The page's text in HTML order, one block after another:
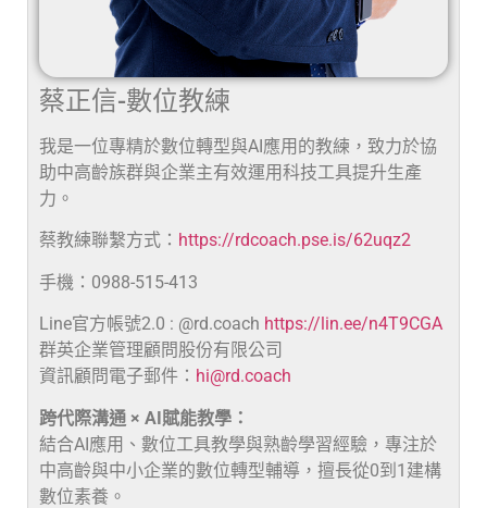
蔡正信-數位教練
我是一位專精於數位轉型與AI應用的教練，致力於協
助中高齡族群與企業主有效運用科技工具提升生產
力。
蔡教練聯繫方式： https://rdcoach.pse.is/62uqz2
手機：0988-515-413
Line官方帳號2.0 : @rd.coach https://lin.ee/n4T9CGA
群英企業管理顧問股份有限公司
資訊顧問電子郵件： hi@rd.coach
跨代際溝通 × AI賦能教學：
結合AI應用、數位工具教學與熟齡學習經驗，專注於
中高齡與中小企業的數位轉型輔導，擅長從0到1建構
數位素養。